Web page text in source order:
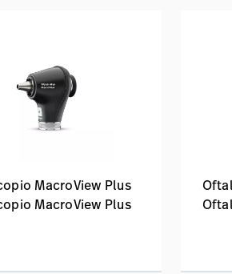
MacroView Plus
MacroView Plus